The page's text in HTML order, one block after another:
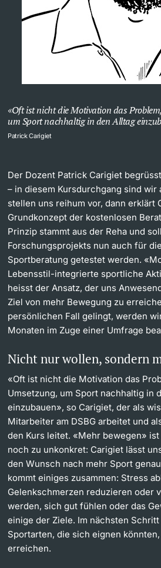
Oft ist nicht die Motivation das
um Sport nachhaltig in den Alltag
Patrick Carigiet
Der Dozent Patrick Carigiet
– in diesem Kursdurchgang sind wir
stellen uns reihum vor, dann erklärt
Grundkonzept der kostenlosen
Prinzip stammt aus der Reha und
Forschungsprojekts nun auch für
Sportberatung getestet werden.
Lebensstil-integrierte sportliche
heisst der Ansatz, der uns
Ziel von mehr Bewegung zu
persönlichen Fall gelingt, werden
Monaten im Zuge einer Umfrage
Nicht nur wollen, sondern
«Oft ist nicht die Motivation das
Umsetzung, um Sport nachhaltig in
einzubauen», so Carigiet, der als
Mitarbeiter am DSBG arbeitet und
den Kurs leitet. «Mehr bewegen»
noch zu unkonkret: Carigiet lässt
den Wunsch nach mehr Sport
kommt einiges zusammen: Stress
Gelenkschmerzen reduzieren oder
werden, sich gut fühlen oder das
einige der Ziele. Im nächsten
Sportarten, die sich eignen
erreichen.